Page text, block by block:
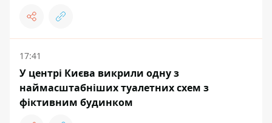
17:41
У центрі Києва викрили одну з
наймасштабніших туалетних схем з
фіктивним будинком